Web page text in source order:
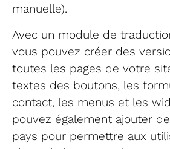
manuelle).
Avec un module de
vous pouvez créer des
toutes les pages de votre
textes des boutons, les
contact, les menus et les
pouvez également ajouter
pays pour permettre aux